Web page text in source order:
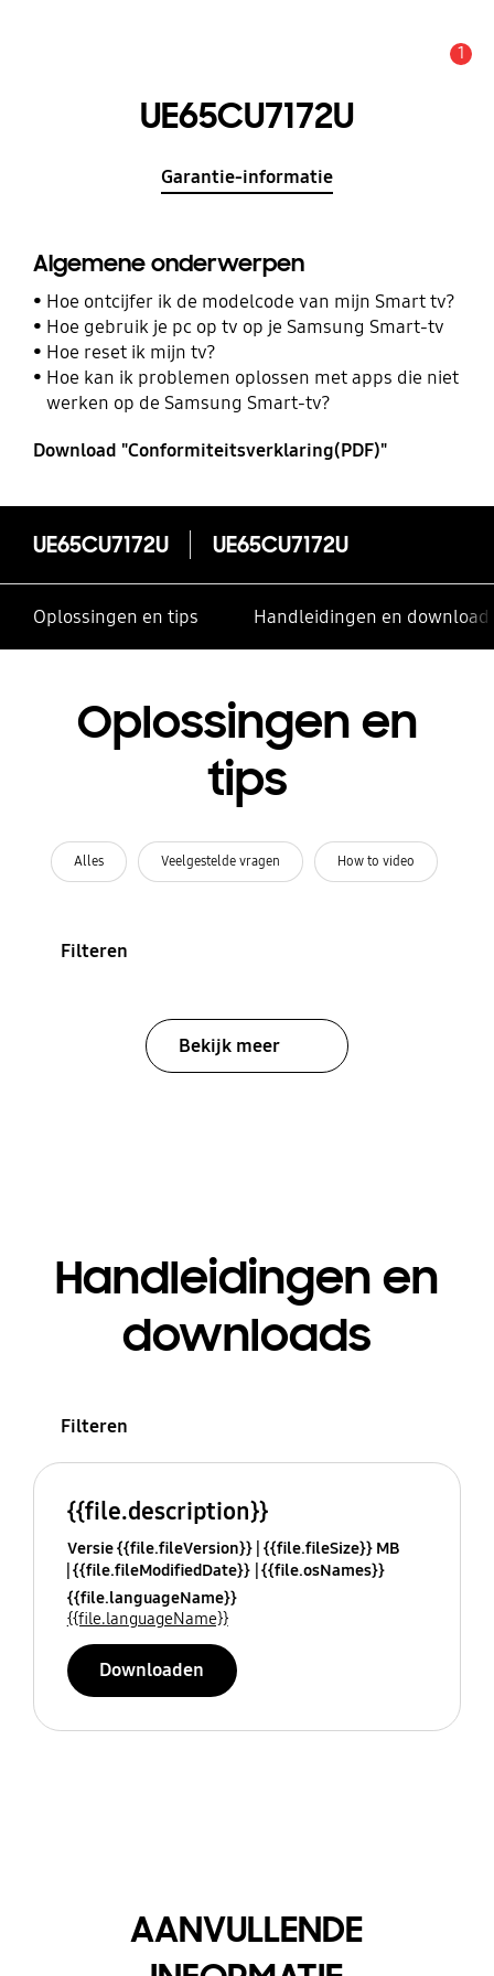
1
UE65CU7172U
Garantie-informatie
Algemene onderwerpen
Hoe ontcijfer ik de modelcode van mijn Smart tv?
Hoe gebruik je pc op tv op je Samsung Smart-tv
Hoe reset ik mijn tv?
Hoe kan ik problemen oplossen met apps die niet
werken op de Samsung Smart-tv?
Download "Conformiteitsverklaring(PDF)"
UE65CU7172U UE65CU7172U
Oplossingen en tips Handleidingen en
Oplossingen en
tips
Alles Veelgestelde vragen How to video
Filteren
Bekijk meer
Handleidingen en
downloads
Filteren
{{file.description}}
Versie {{file.fileVersion}} {{file.fileSize}} MB
{{file.fileModifiedDate}} {{file.osNames}}
{{file.languageName}}
{{file.languageName}}
Downloaden
AANVULLENDE